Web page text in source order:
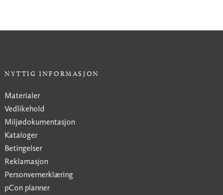
NYTTIG INFORMASJON
Materialer
Vedlikehold
Miljødokumentasjon
Kataloger
Betingelser
Reklamasjon
Personvernerklæring
pCon planner